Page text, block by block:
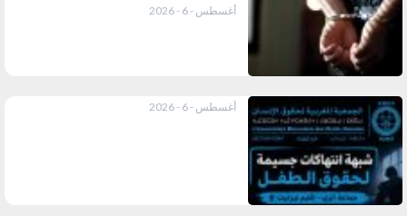
أغسطس - 6 - 2026
أغسطس - 6 - 2026